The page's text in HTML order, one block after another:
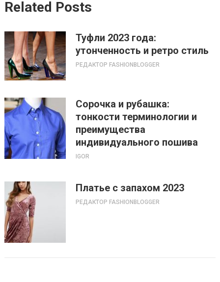
Related Posts
Туфли 2023 года:
утонченность и ретро стиль
РЕДАКТОР FASHIONBLOGGER
Сорочка и рубашка:
тонкости терминологии и
преимущества
индивидуального пошива
IGOR
Платье с запахом 2023
РЕДАКТОР FASHIONBLOGGER